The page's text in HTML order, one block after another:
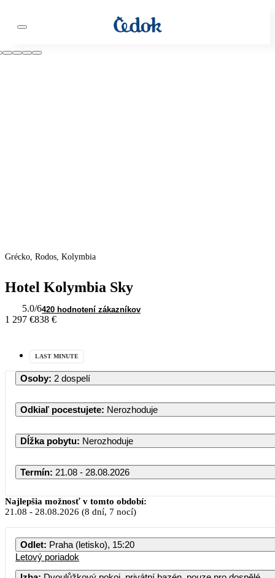
Grécko, Rodos, Kolymbia
Hotel Kolymbia Sky
5.0/6420 hodnotení zákazníkov
1 297 €838 €
LAST MINUTE
Osoby: 2 dospelí
Odkiaľ pocestujete: Nerozhoduje
Dĺžka pobytu: Nerozhoduje
Termín: 21.08 - 28.08.2026
Najlepšia možnosť v tomto období:
21.08 - 28.08.2026 (8 dní, 7 nocí)
Odlet: Praha (letisko), 15:20
Letový poriadok